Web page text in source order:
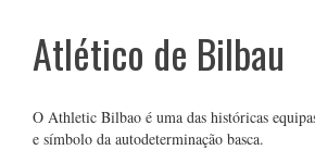
Atlético de Bilbau
O Athletic Bilbao é uma das históricas
e símbolo da autodeterminação basca.